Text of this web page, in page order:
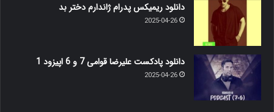
دانلود ریمیکس پدرام ژاندارم دختر بد
2025-04-26
دانلود پادکست علیرضا قوامی 7 و 6 اپیزود 1
2025-04-26